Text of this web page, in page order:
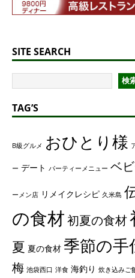
SITE SEARCH
検
TAG’S
B級グルメ おひとり様
ー デート パーティーメニュー ベ
ーメン店 リメイクレシピ 久米島
の食材初夏の食材
夏 夏の食材 季節の手
梅 池袋西口 洋食 海釣り 炊き込みご